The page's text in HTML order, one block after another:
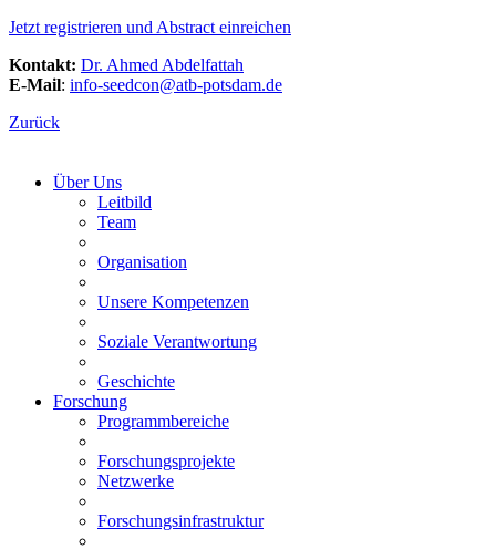
Jetzt registrieren und Abstract einreichen
Kontakt: Dr. Ahmed Abdelfattah
E-Mail: info-seedcon@atb-potsdam.de
Zurück
Über Uns
Leitbild
Team
Organisation
Unsere Kompetenzen
Soziale Verantwortung
Geschichte
Forschung
Programmbereiche
Forschungsprojekte
Netzwerke
Forschungsinfrastruktur